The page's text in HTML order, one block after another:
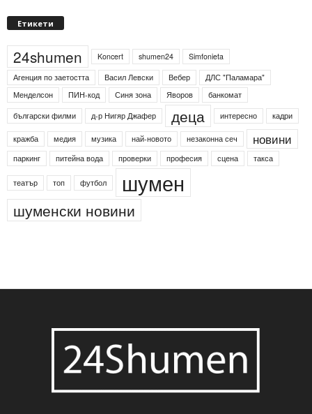
Етикети
24shumen Koncert shumen24
Simfonieta
Агенция по заетостта
Васил Левски Вебер
ДЛС "Паламара"
Менделсон
ПИН-код Синя зона Яворов
банкомат
български филми
д-р Нигяр Джафер деца интересно кадри
кражба медия музика най-новото незаконна сеч новини
паркинг питейна вода проверки професия сцена такса
театър топ футбол шумен
шуменски новини